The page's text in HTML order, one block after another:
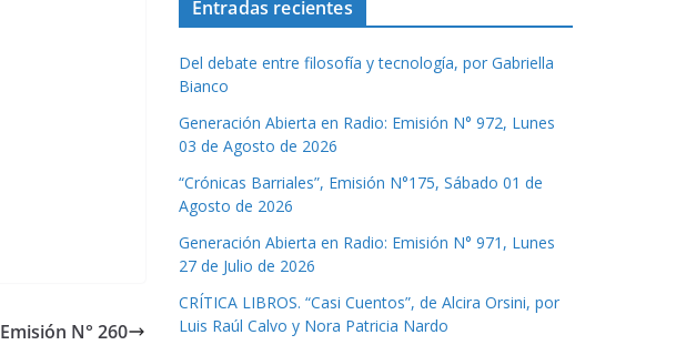
Emisión N° 260
Entradas recientes
Del debate entre filosofía y tecnología, por Gabriella
Bianco
Generación Abierta en Radio: Emisión N° 972, Lunes
03 de Agosto de 2026
“Crónicas Barriales”, Emisión N°175, Sábado 01 de
Agosto de 2026
Generación Abierta en Radio: Emisión N° 971, Lunes
27 de Julio de 2026
CRÍTICA LIBROS. “Casi Cuentos”, de Alcira Orsini, por
Luis Raúl Calvo y Nora Patricia Nardo